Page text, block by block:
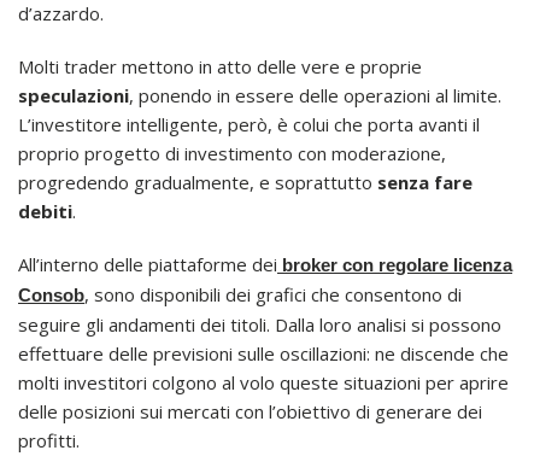
d’azzardo.
Molti trader mettono in atto delle vere e proprie
speculazioni, ponendo in essere delle operazioni al limite.
L’investitore intelligente, però, è colui che porta avanti il
proprio progetto di investimento con moderazione,
progredendo gradualmente, e soprattutto senza fare
debiti.
All’interno delle piattaforme dei broker con regolare licenza
Consob, sono disponibili dei grafici che consentono di
seguire gli andamenti dei titoli. Dalla loro analisi si possono
effettuare delle previsioni sulle oscillazioni: ne discende che
molti investitori colgono al volo queste situazioni per aprire
delle posizioni sui mercati con l’obiettivo di generare dei
profitti.